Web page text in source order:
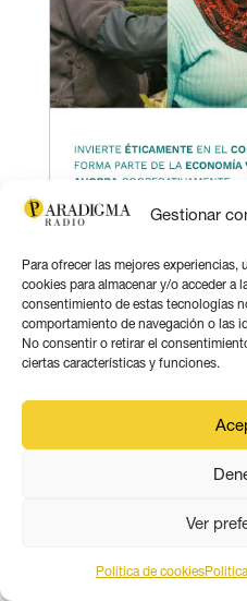
Gestionar
Para ofrecer las mejores
cookies para almacenar y/o acceder a
consentimiento de estas tecnologías
comportamiento de navegación o las
No consentir o retirar el
ciertas características y funciones.
Ver
Política de cookies